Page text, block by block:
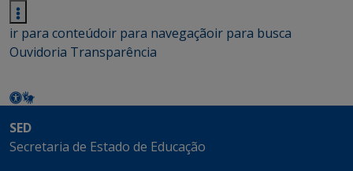
ir para conteúdoir para navegaçãoir para busca
Ouvidoria Transparência
SED
Secretaria de Estado de Educação